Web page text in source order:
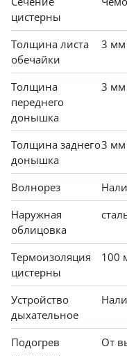
цистерны
Толщина листа
обечайки
3 мм
Толщина
переднего
донышка
3 мм
Толщина заднего
донышка
3 мм
Волнорез
Наружная
облицовка
Термоизоляция
цистерны
100
Устройство
дыхательное
Подогрев
От